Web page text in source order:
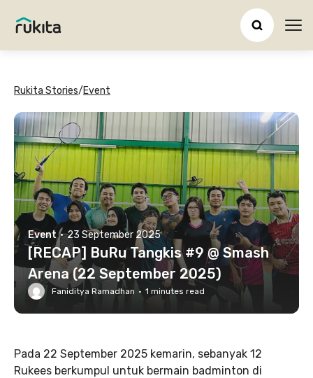
Rukita Stories/Event
Event · 23 September 2025
[RECAP] BuRu Tangkis #9 @ Smash
Arena (22 September 2025)
Faniditya Ramadhan · 1 minutes read
Pada 22 September 2025 kemarin, sebanyak 12
Rukees berkumpul untuk bermain badminton di